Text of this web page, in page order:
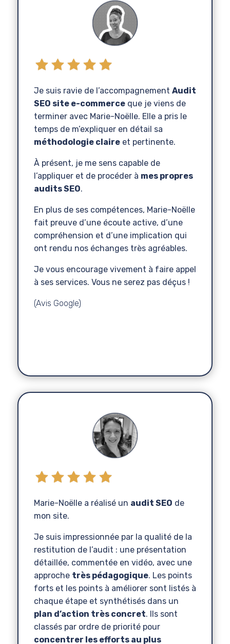
Je suis ravie de l’accompagnement Audit
SEO site e-commerceque je viens de
terminer avec Marie-Noëlle. Elle a pris le
temps de m’expliquer en détail sa
méthodologie claireet pertinente.
À présent, je me sens capable de
l’appliquer et de procéder à mes propres
audits SEO.
En plus de ses compétences, Marie-Noëlle
fait preuve d’une écoute active, d’une
compréhension et d’une implication qui
ont rendu nos échanges très agréables.
Je vous encourage vivement à faire appel
à ses services. Vous ne serez pas déçus !
(Avis Google)
Marie-Noëlle a réalisé un audit SEO de
mon site.
Je suis impressionnée par la qualité de la
restitution de l’audit : une présentation
détaillée, commentée en vidéo, avec une
approche très pédagogique. Les points
forts et les points à améliorer sont listés à
chaque étape et synthétisés dans un
plan d’action très concret. Ils sont
classés par ordre de priorité pour
concentrer les efforts au plus